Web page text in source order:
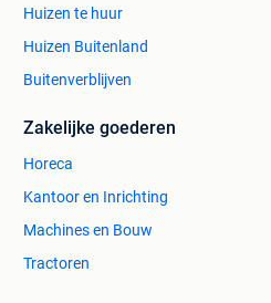
Huizen te huur
Huizen Buitenland
Buitenverblijven
Zakelijke goederen
Horeca
Kantoor en Inrichting
Machines en Bouw
Tractoren